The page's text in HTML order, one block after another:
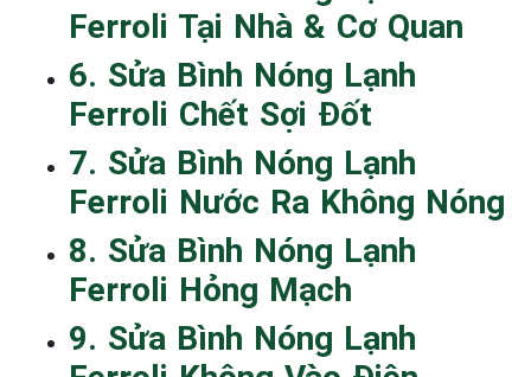
Ferroli Tại Nhà & Cơ Quan
6. Sửa Bình Nóng Lạnh
Ferroli Chết Sợi Đốt
7. Sửa Bình Nóng Lạnh
Ferroli Nước Ra Không Nóng
8. Sửa Bình Nóng Lạnh
Ferroli Hỏng Mạch
9. Sửa Bình Nóng Lạnh